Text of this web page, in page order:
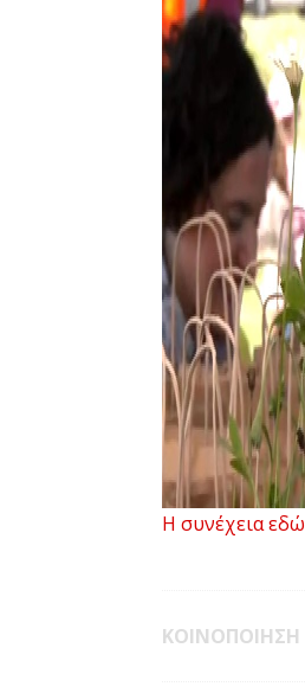
Η συνέχεια εδώ
ΚΟΙΝΟΠΟΙΗΣΗ